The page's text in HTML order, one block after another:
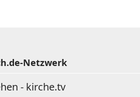
Netzwerk